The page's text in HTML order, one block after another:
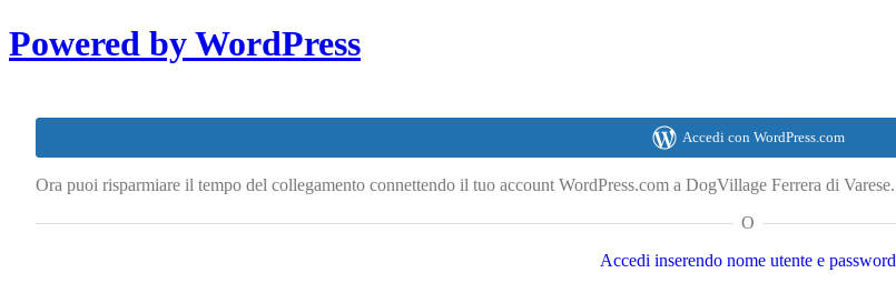
Powered by WordPress
Accedi con WordPress.com
Ora puoi risparmiare il tempo del collegamento connettendo il tuo account WordPress.com a DogVillage Ferrera di Varese.
O
Accedi inserendo nome utente e password